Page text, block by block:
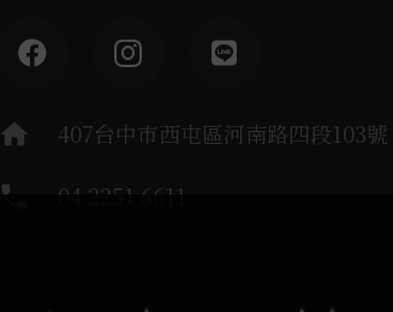
home 407台中市西屯區河南路四段103號
phone 04 2251 6611